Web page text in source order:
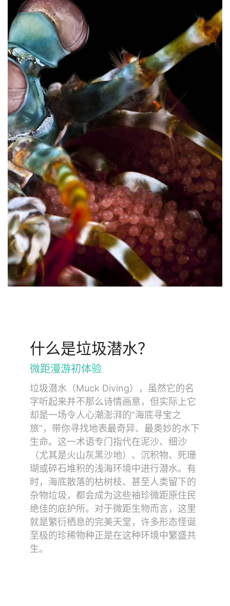
什么是垃圾潜水？
微距漫游初体验
垃圾潜水（Muck Diving），虽然它的名
字听起来并不那么诗情画意，但实际上它
却是一场令人心潮澎湃的“海底寻宝之
旅”，带你寻找地表最奇异、最奥妙的水下
生命。这一术语专门指代在泥沙、细沙
（尤其是火山灰黑沙地）、沉积物、死珊
瑚或碎石堆积的浅海环境中进行潜水。有
时，海底散落的枯树枝、甚至人类留下的
杂物垃圾，都会成为这些袖珍微距原住民
绝佳的庇护所。对于微距生物而言，这里
就是繁衍栖息的完美天堂，许多形态怪诞
至极的珍稀物种正是在这种环境中繁盛共
生。